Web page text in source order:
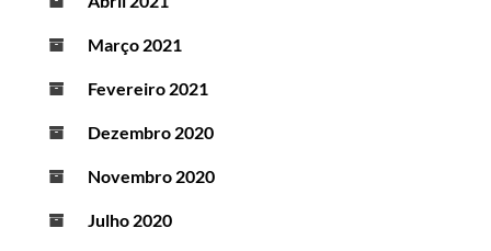
Março 2021
Fevereiro 2021
Dezembro 2020
Novembro 2020
Julho 2020